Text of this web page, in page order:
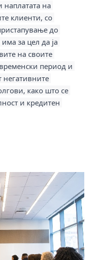
наплатата на
клиенти, со
до
за цел да ја
на своите
период и
негативните
како што се
и кредитен